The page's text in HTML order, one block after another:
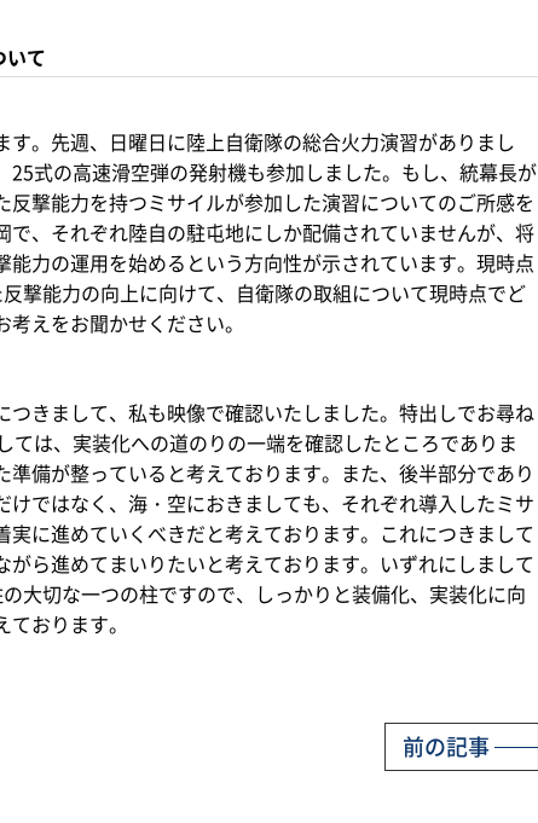
いて
。先週、日曜日に陸上自衛隊の総合火力演習がありまし
式の高速滑空弾の発射機も参加しました。もし、統幕長が
撃能力を持つミサイルが参加した演習についてのご所感を
、それぞれ陸自の駐屯地にしか配備されていませんが、将
力の運用を始めるという方向性が示されています。現時点
撃能力の向上に向けて、自衛隊の取組について現時点でど
えをお聞かせください。
きまして、私も映像で確認いたしました。特出しでお尋ね
ては、実装化への道のりの一端を確認したところでありま
備が整っていると考えております。また、後半部分であり
けではなく、海・空におきましても、それぞれ導入したミサ
に進めていくべきだと考えております。これにつきまして
ら進めてまいりたいと考えております。いずれにしまして
大切な一つの柱ですので、しっかりと装備化、実装化に向
おります。
前の記事